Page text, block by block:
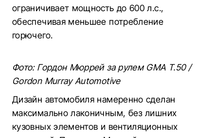
ограничивает мощность до 600 л.с.,
обеспечивая меньшее потребление
горючего.
Фото: Гордон Мюррей за рулем GMA T.50 /
Gordon Murray Automotive
Дизайн автомобиля намеренно сделан
максимально лаконичным, без лишних
кузовных элементов и вентиляционных